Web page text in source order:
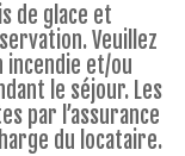
de glace et
Veuillez
incendie et/ou
le séjour. Les
par l’assurance
du locataire.